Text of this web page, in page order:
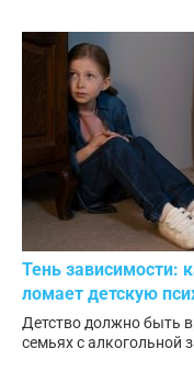
Тень зависимости:
ломает детскую
Детство должно быть
семьях с алкогольной